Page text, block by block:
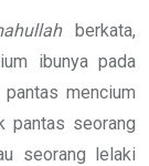
berkata,
ibunya pada
mencium
pantas seorang
seorang lelaki